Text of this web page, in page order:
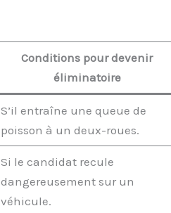
Conditions pour devenir
éliminatoire
S’il entraîne une queue de
poisson à un deux-roues.
Si le candidat recule
dangereusement sur un
véhicule.